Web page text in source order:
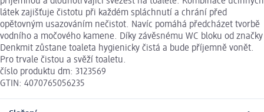
látek zajišťuje čistotu při každém spláchnutí a chrání před
opětovným usazováním nečistot. Navíc pomáhá předcházet tvorbě
vodního a močového kamene. Díky závěsnému WC bloku od značky
Denkmit zůstane toaleta hygienicky čistá a bude příjemně vonět.
Pro trvale čistou a svěží toaletu.
číslo produktu dm: 3123569
GTIN: 4070765056235